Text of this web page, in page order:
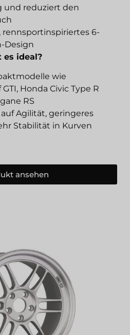
und reduziert den
rennsportinspiriertes 6-
Design
es ideal?
wie
Honda Civic Type R
RS
Agilität, geringeres
Stabilität in Kurven
ansehen